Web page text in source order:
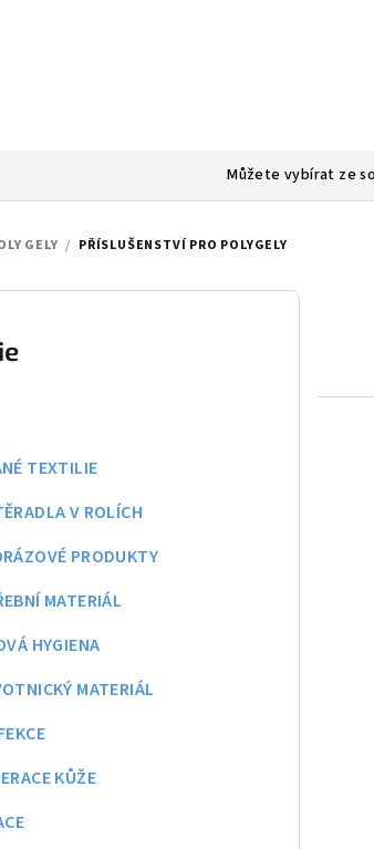
Můžete vybírat ze
GELY / PŘÍSLUŠENSTVÍ PRO POLYGELY
TEXTILIE
V ROLÍCH
PRODUKTY
MATERIÁL
HYGIENA
MATERIÁL
KŮŽE